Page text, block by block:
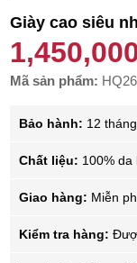
Giày cao siêu
Mã sản phẩm:
Bảo hành: 12 tháng
Chất liệu: 100% da
Giao hàng: Miễn
Kiểm tra hàng: